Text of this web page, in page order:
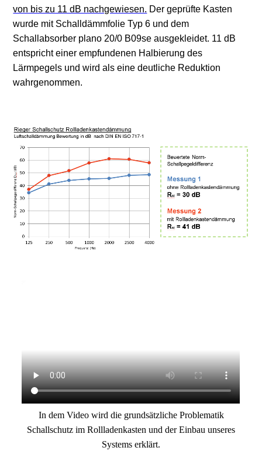
von bis zu 11 dB nachgewiesen. Der geprüfte Kasten
wurde mit Schalldämmfolie Typ 6 und dem
Schallabsorber plano 20/0 B09se ausgekleidet. 11 dB
entspricht einer empfundenen Halbierung des
Lärmpegels und wird als eine deutliche Reduktion
wahrgenommen.
In dem Video wird die grundsätzliche Problematik
Schallschutz im Rollladenkasten und der Einbau unseres
Systems erklärt.